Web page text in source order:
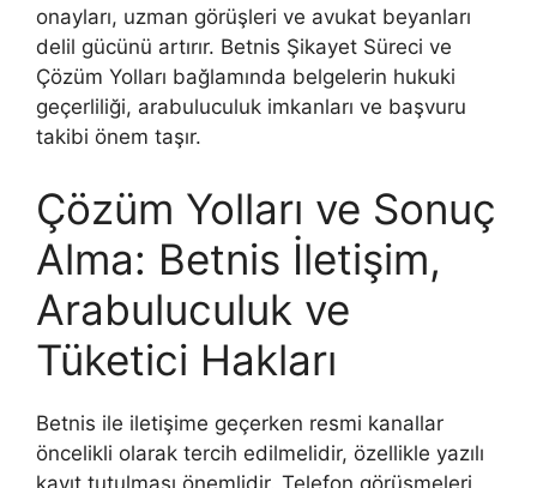
onayları, uzman görüşleri ve avukat beyanları
delil gücünü artırır. Betnis Şikayet Süreci ve
Çözüm Yolları bağlamında belgelerin hukuki
geçerliliği, arabuluculuk imkanları ve başvuru
takibi önem taşır.
Çözüm Yolları ve Sonuç
Alma: Betnis İletişim,
Arabuluculuk ve
Tüketici Hakları
Betnis ile iletişime geçerken resmi kanallar
öncelikli olarak tercih edilmelidir, özellikle yazılı
kayıt tutulması önemlidir. Telefon görüşmeleri